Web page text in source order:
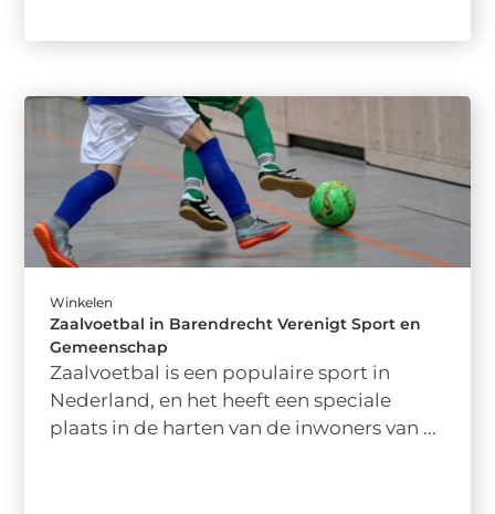
Winkelen
Zaalvoetbal in Barendrecht Verenigt Sport en
Gemeenschap
Zaalvoetbal is een populaire sport in
Nederland, en het heeft een speciale
plaats in de harten van de inwoners van ...